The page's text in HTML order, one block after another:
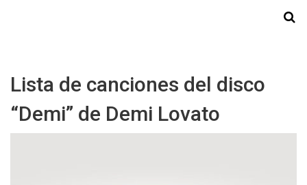
Lista de canciones del disco
“Demi” de Demi Lovato